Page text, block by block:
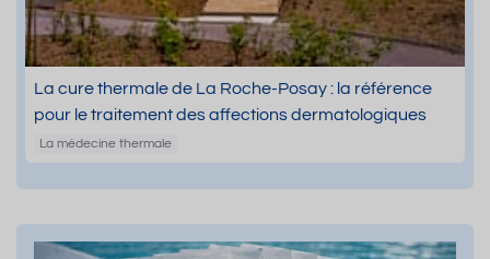
La cure thermale de La Roche-Posay : la référence
pour le traitement des affections dermatologiques
La médecine thermale